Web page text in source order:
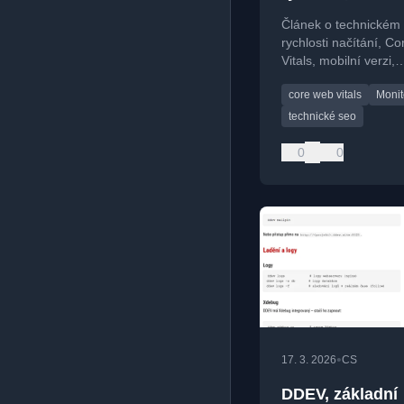
verze a
monitoring
Článek o technickém
rychlosti načítání,
Vitals, mobilní verzi,
strukturovaných
core web vitals
technické seo
0 0
17. 3. 2026•CS
DDEV, základní